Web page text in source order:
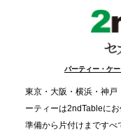
事提供を実施へ
TBS「Nスタ」
ました
2025.11.21
パーティー・ケ
東京・大阪・横浜・神
ーティーは2ndTableにお
準備から片付けまですべ